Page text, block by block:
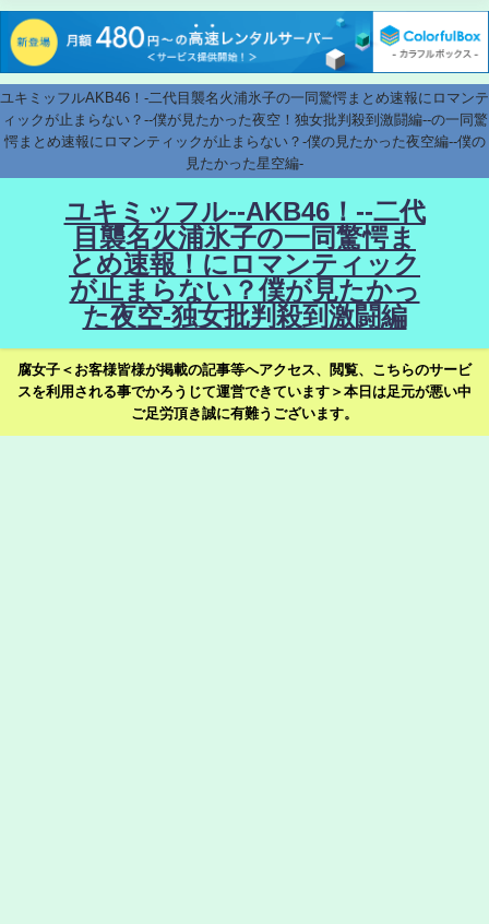
ユキミッフルAKB46！-二代目襲名火浦氷子の一同驚愕まとめ速報にロマンテ
ィックが止まらない？--僕が見たかった夜空！独女批判殺到激闘編--の一同驚
愕まとめ速報にロマンティックが止まらない？-僕の見たかった夜空編--僕の
見たかった星空編-
ユキミッフル--AKB46！--二代
目襲名火浦氷子の一同驚愕ま
とめ速報！にロマンティック
が止まらない？僕が見たかっ
た夜空-独女批判殺到激闘編
腐女子＜お客様皆様が掲載の記事等へアクセス、閲覧、こちらのサービ
スを利用される事でかろうじて運営できています＞本日は足元が悪い中
ご足労頂き誠に有難うございます。